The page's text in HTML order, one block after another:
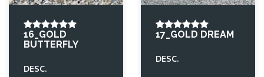
16_GOLD
BUTTERFLY
DESC.
17_GOLD DREAM
DESC.